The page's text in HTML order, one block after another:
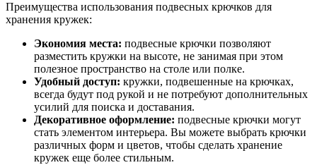
Преимущества использования подвесных крючков для
хранения кружек:
Экономия места: подвесные крючки позволяют
разместить кружки на высоте, не занимая при этом
полезное пространство на столе или полке.
Удобный доступ: кружки, подвешенные на крючках,
всегда будут под рукой и не потребуют дополнительных
усилий для поиска и доставания.
Декоративное оформление: подвесные крючки могут
стать элементом интерьера. Вы можете выбрать крючки
различных форм и цветов, чтобы сделать хранение
кружек еще более стильным.